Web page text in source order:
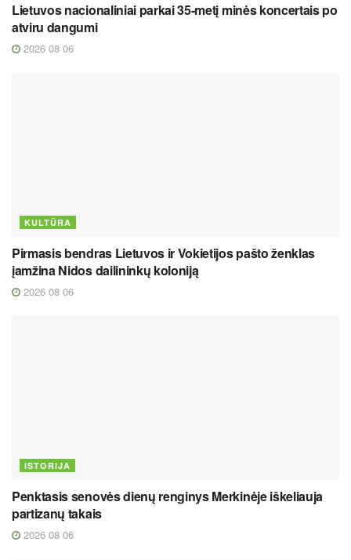
Lietuvos nacionaliniai parkai 35-metį minės koncertais po
atviru dangumi
2026 08 06
KULTŪRA
Pirmasis bendras Lietuvos ir Vokietijos pašto ženklas
įamžina Nidos dailininkų koloniją
2026 08 06
ISTORIJA
Penktasis senovės dienų renginys Merkinėje iškeliauja
partizanų takais
2026 08 06